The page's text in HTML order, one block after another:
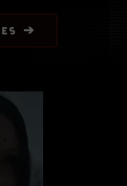
➔